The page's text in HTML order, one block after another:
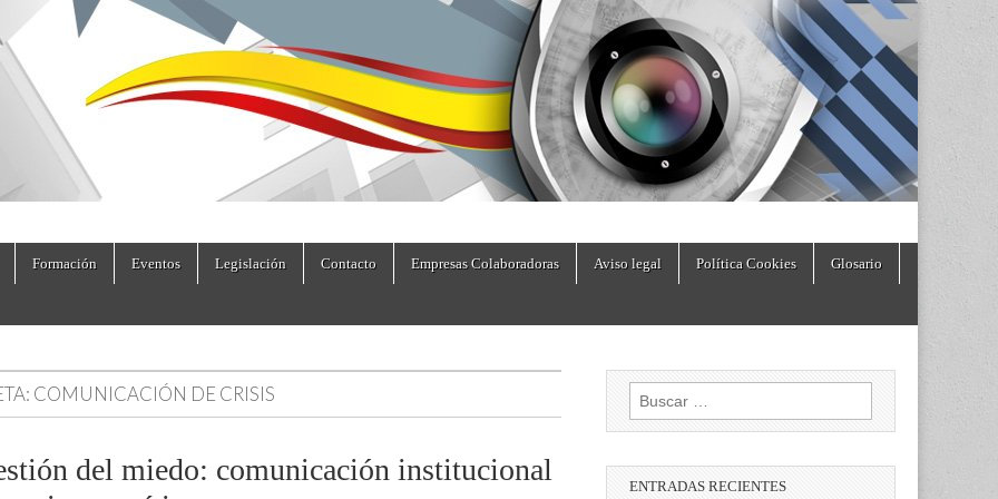
Formación Eventos Legislación Contacto Empresas Colaboradoras Aviso legal Política Cookies Glosario
COMUNICACIÓN DE CRISIS
del miedo: comunicación institucional
Buscar:
ENTRADAS RECIENTES